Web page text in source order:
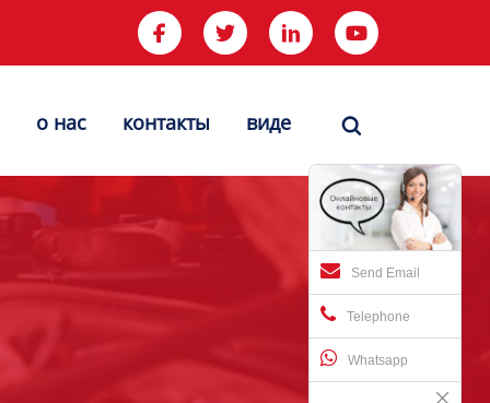
   
о нас контакты виде 
Send Email
Telephone
Whatsapp